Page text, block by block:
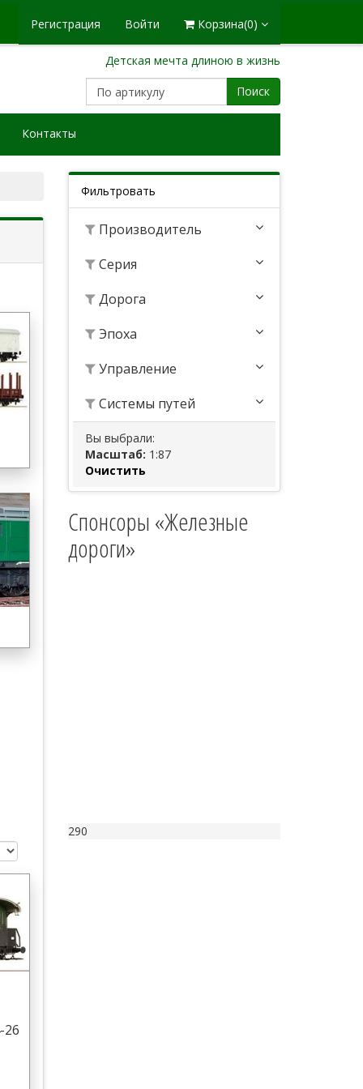
Детская мечта длиною в жизнь
Регистрация Войти Корзина(0)
Поиск
Контакты
26
Фильтровать
Производитель
Серия
Дорога
Эпоха
Управление
Системы путей
Вы выбрали:
Масштаб: 1:87
Очистить
Спонсоры «Железные
дороги»
290